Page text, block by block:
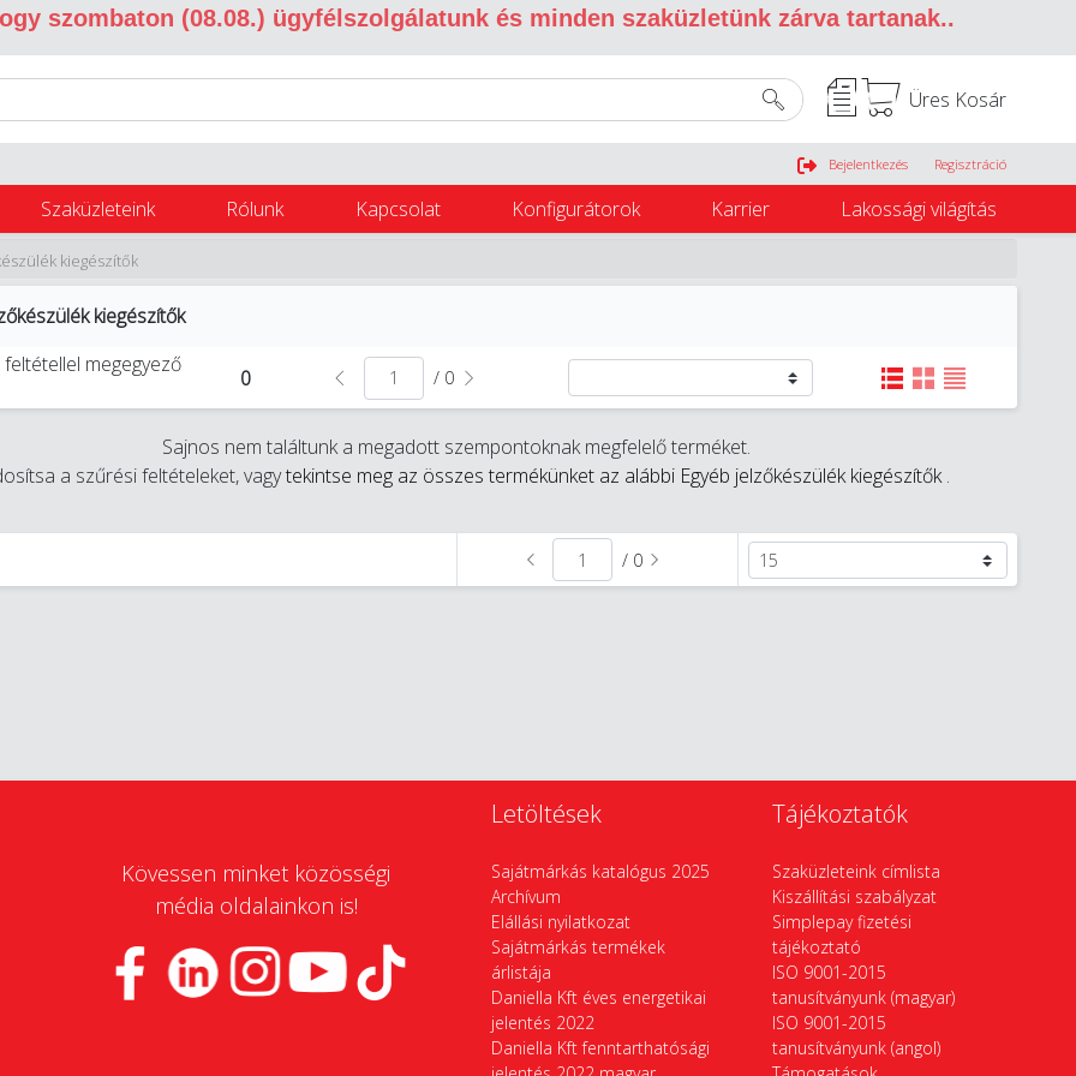
szombaton (08.08.) ügyfélszolgálatunk és minden szaküzletünk zárva tartanak..
Üres Kosár
Belépés
Bejelentkezés Regisztráció
Szaküzleteink Rólunk Kapcsolat Konfigurátorok Karrier Lakossági világítás
kiegészítők
kiegészítők
megegyező
0 / 0
Sajnos nem találtunk a megadott szempontoknak megfelelő terméket.
a szűrési feltételeket, vagytekintse meg az összes termékünket az alábbi Egyéb jelzőkészülék kiegészítők.
/ 0
Kövessen minket közösségi
média oldalainkon is!
Letöltések
Sajátmárkás katalógus 2025
Archívum
Elállási nyilatkozat
Sajátmárkás termékek
árlistája
Daniella Kft éves energetikai
jelentés 2022
Daniella Kft fenntarthatósági
Tájékoztatók
Szaküzleteink címlista
Kiszállítási szabályzat
Simplepay fizetési
tájékoztató
ISO 9001-2015
tanusítványunk (magyar)
ISO 9001-2015
tanusítványunk (angol)